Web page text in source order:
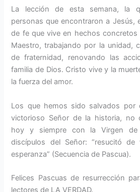
La lección de esta semana, la
personas que encontraron a Jesús,
de fe que vive en hechos concretos
Maestro, trabajando por la unidad,
de fraternidad, renovando las
familia de Dios. Cristo vive y la
la fuerza del amor.
Los que hemos sido salvados por
victorioso Señor de la historia, no
hoy y siempre con la Virgen
discípulos del Señor: “resucitó
esperanza” (Secuencia de Pascua).
Felices Pascuas de resurrección
lectores de LA VERDAD.